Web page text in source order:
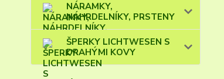
NÁRAMKY,
NÁHRDELNÍKY, PRSTENY
ŠPERKY LICHTWESEN S
DRAHÝMI KOVY